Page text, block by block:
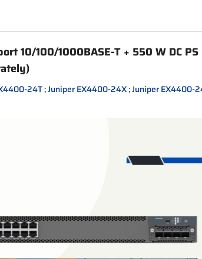
10/100/1000BASE-T + 550 W DC PS
24T;Juniper EX4400-24X;Juniper EX4400-